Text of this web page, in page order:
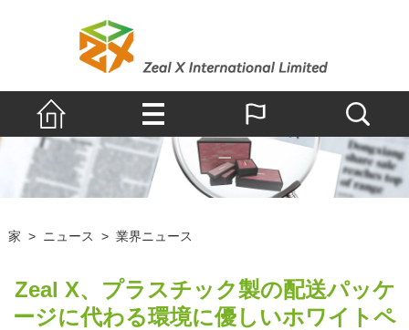
家 > ニュース > 業界ニュース
Zeal X、プラスチック製の配送パッケ
ージに代わる環境に優しいホワイトペ